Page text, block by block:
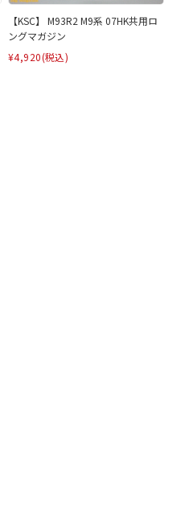
【KSC】 M93R2 M9系 07HK共用ロ
ングマガジン
¥4,920(税込)